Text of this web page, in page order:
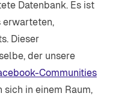
Datenbank. Es ist
erwarteten,
Dieser
der unsere
Communities
in einem Raum,